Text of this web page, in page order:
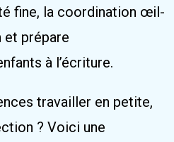
fine, la coordination œil-
et prépare
à l’écriture.
travailler en petite,
? Voici une